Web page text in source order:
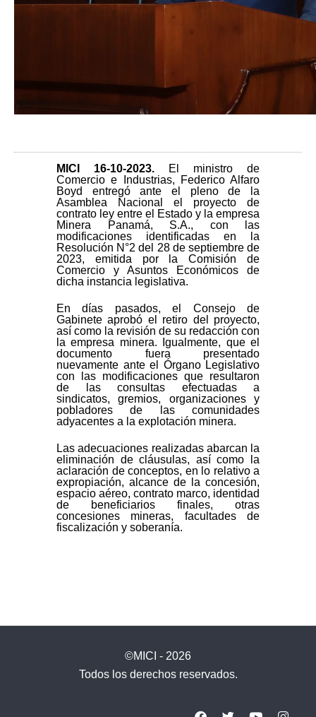
MICI 16-10-2023.
El ministro de
Comercio e Industrias, Federico Alfaro
Boyd entregó ante el pleno de la
Asamblea Nacional el proyecto de
contrato ley entre el Estado y la empresa
Minera Panamá, S.A., con las
modificaciones identificadas en la
Resolución N°2 del 28 de septiembre de
2023, emitida por la Comisión de
Comercio y Asuntos Económicos de
dicha instancia legislativa.
En días pasados, el Consejo de
Gabinete aprobó el retiro del proyecto,
así como la revisión de su redacción con
la empresa minera. Igualmente, que el
documento fuera presentado
nuevamente ante el Órgano Legislativo
con las modificaciones que resultaron
de las consultas efectuadas a
sindicatos, gremios, organizaciones y
pobladores de las comunidades
adyacentes a la explotación minera.
Las adecuaciones realizadas abarcan la
eliminación de cláusulas, así como la
aclaración de conceptos, en lo relativo a
expropiación, alcance de la concesión,
espacio aéreo, contrato marco, identidad
de beneficiarios finales, otras
concesiones mineras, facultades de
fiscalización y soberanía.
©MICI - 2026
Todos los derechos reservados.